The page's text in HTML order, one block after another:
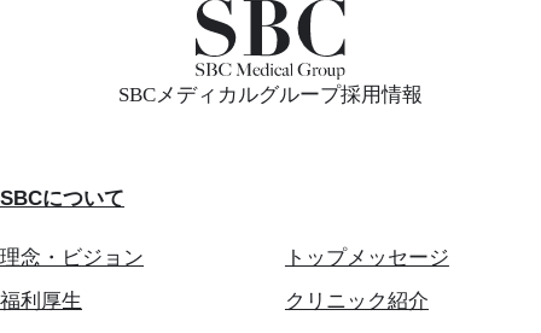
SBCメディカルグループ採用情報
SBCについて
理念・ビジョン
トップメッセージ
福利厚生
クリニック紹介